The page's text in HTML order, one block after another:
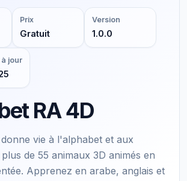
Prix
Gratuit
Version
1.0.0
jour
RA 4D
vie à l'alphabet et aux
de 55 animaux 3D animés en
Apprenez en arabe, anglais et